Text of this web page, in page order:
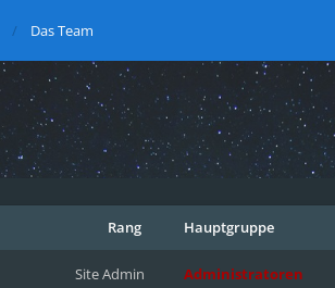
Das Team
Rang Hauptgruppe
Site Admin Administratoren